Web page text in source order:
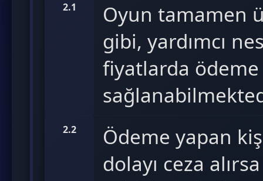
2.1
Oyun tamamen
gibi, yardımcı
fiyatlarda ödeme
2.2
Ödeme yapan
dolayı ceza